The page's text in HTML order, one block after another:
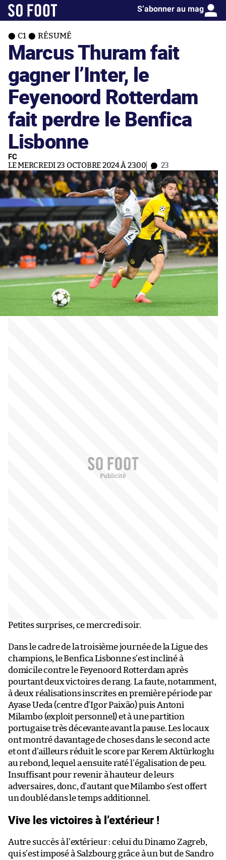
S’abonner au mag
C1 RÉSUMÉ
Marcus Thuram fait
gagner l’Inter, le
Feyenoord Rotterdam
fait perdre le Benfica
Lisbonne
FC
LE MERCREDI 23 OCTOBRE 2024 À 23:00 23
Petites surprises, ce mercredi soir.
Dans le cadre de la troisième journée de la Ligue des
champions, le Benfica Lisbonne s’est incliné à
domicile contre le Feyenoord Rotterdam après
pourtant deux victoires de rang. La faute, notamment,
à deux réalisations inscrites en première période par
Ayase Ueda (centre d’Igor Paixão) puis Antoni
Milambo (exploit personnel) et à une partition
portugaise très décevante avant la pause. Les locaux
ont montré davantage de choses dans le second acte
et ont d’ailleurs réduit le score par Kerem Aktürkoglu
au rebond, lequel a ensuite raté l’égalisation de peu.
Insuffisant pour revenir à hauteur de leurs
adversaires, donc, d’autant que Milambo s’est offert
un doublé dans le temps additionnel.
Vive les victoires à l’extérieur !
Autre succès à l’extérieur : celui du Dinamo Zagreb,
qui s’est imposé à Salzbourg grâce à un but de Sandro